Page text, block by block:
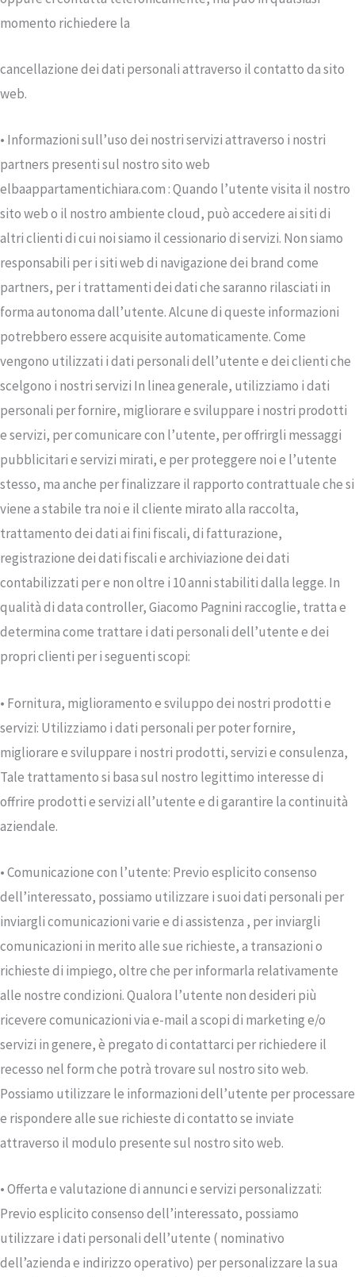
momento richiedere la
cancellazione dei dati personali attraverso il contatto da sito
web.
• Informazioni sull’uso dei nostri servizi attraverso i nostri
partners presenti sul nostro sito web
elbaappartamentichiara.com : Quando l’utente visita il nostro
sito web o il nostro ambiente cloud, può accedere ai siti di
altri clienti di cui noi siamo il cessionario di servizi. Non siamo
responsabili per i siti web di navigazione dei brand come
partners, per i trattamenti dei dati che saranno rilasciati in
forma autonoma dall’utente. Alcune di queste informazioni
potrebbero essere acquisite automaticamente. Come
vengono utilizzati i dati personali dell’utente e dei clienti che
scelgono i nostri servizi In linea generale, utilizziamo i dati
personali per fornire, migliorare e sviluppare i nostri prodotti
e servizi, per comunicare con l’utente, per offrirgli messaggi
pubblicitari e servizi mirati, e per proteggere noi e l’utente
stesso, ma anche per finalizzare il rapporto contrattuale che si
viene a stabile tra noi e il cliente mirato alla raccolta,
trattamento dei dati ai fini fiscali, di fatturazione,
registrazione dei dati fiscali e archiviazione dei dati
contabilizzati per e non oltre i 10 anni stabiliti dalla legge. In
qualità di data controller, Giacomo Pagnini raccoglie, tratta e
determina come trattare i dati personali dell’utente e dei
propri clienti per i seguenti scopi:
• Fornitura, miglioramento e sviluppo dei nostri prodotti e
servizi: Utilizziamo i dati personali per poter fornire,
migliorare e sviluppare i nostri prodotti, servizi e consulenza,
Tale trattamento si basa sul nostro legittimo interesse di
offrire prodotti e servizi all’utente e di garantire la continuità
aziendale.
• Comunicazione con l’utente: Previo esplicito consenso
dell’interessato, possiamo utilizzare i suoi dati personali per
inviargli comunicazioni varie e di assistenza , per inviargli
comunicazioni in merito alle sue richieste, a transazioni o
richieste di impiego, oltre che per informarla relativamente
alle nostre condizioni. Qualora l’utente non desideri più
ricevere comunicazioni via e-mail a scopi di marketing e/o
servizi in genere, è pregato di contattarci per richiedere il
recesso nel form che potrà trovare sul nostro sito web.
Possiamo utilizzare le informazioni dell’utente per processare
e rispondere alle sue richieste di contatto se inviate
attraverso il modulo presente sul nostro sito web.
• Offerta e valutazione di annunci e servizi personalizzati:
Previo esplicito consenso dell’interessato, possiamo
utilizzare i dati personali dell’utente ( nominativo
dell’azienda e indirizzo operativo) per personalizzare la sua